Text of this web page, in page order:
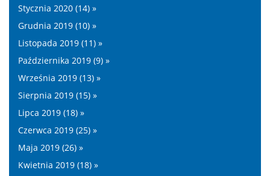
Stycznia 2020 (14) »
Grudnia 2019 (10) »
Listopada 2019 (11) »
Października 2019 (9) »
Września 2019 (13) »
Sierpnia 2019 (15) »
Lipca 2019 (18) »
Czerwca 2019 (25) »
Maja 2019 (26) »
Kwietnia 2019 (18) »